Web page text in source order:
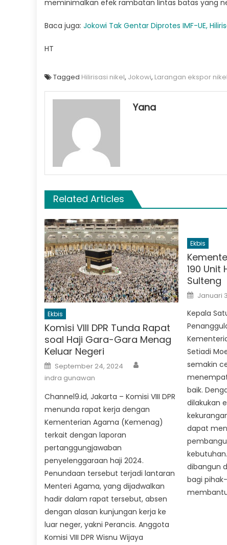
meminimalkan efek rambatan lintas batas yang
Baca juga: Jokowi Tak Gentar Diprotes IMF-UE,
HT
Tagged Hilirisasi nikel, Jokowi, Larangan ekspor nikel
Yana
Related Articles
Ekbis
Komisi VIII DPR Tunda Rapat
soal Haji Gara-Gara Menag
Keluar Negeri
Posted
on
September 24, 2024
indra gunawan
Channel9.id, Jakarta – Komisi VIII DPR
menunda rapat kerja dengan
Kementerian Agama (Kemenag)
terkait dengan laporan
pertanggungjawaban
penyelenggaraan haji 2024.
Penundaan tersebut terjadi lantaran
Menteri Agama, yang dijadwalkan
hadir dalam rapat tersebut, absen
dengan alasan kunjungan kerja ke
luar neger, yakni Perancis. Anggota
Komisi VIII DPR Wisnu Wijaya
Ekbis
190 Unit
Sulteng
Posted
on
Januari
Kepala
Setiadi
semakin
baik.
dilakukan
dapat
dibangun
bagi